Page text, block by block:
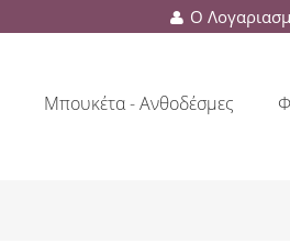
Ο
Μπουκέτα - Ανθοδέσμες